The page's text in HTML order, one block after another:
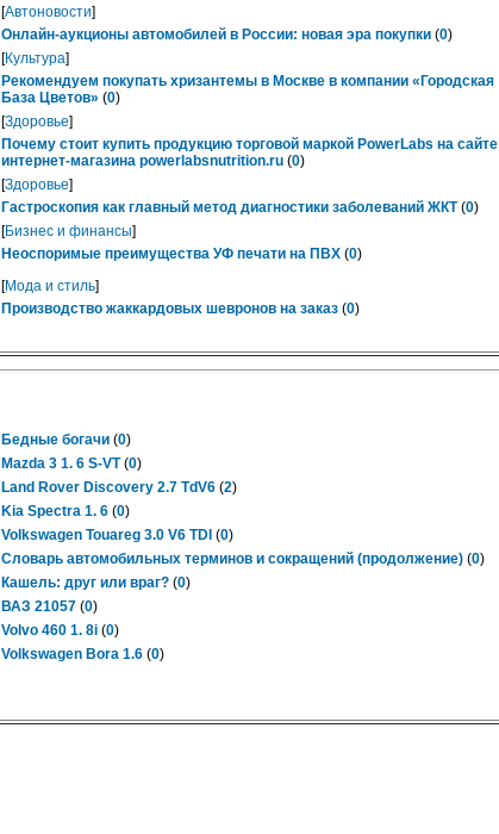
[Автоновости]
Онлайн-аукционы автомобилей в России: новая эра покупки (0)
[Культура]
Рекомендуем покупать хризантемы в Москве в компании «Городская
База Цветов» (0)
[Здоровье]
Почему стоит купить продукцию торговой маркой PowerLabs на сайте
интернет-магазина powerlabsnutrition.ru (0)
[Здоровье]
Гастроскопия как главный метод диагностики заболеваний ЖКТ (0)
[Бизнес и финансы]
Неоспоримые преимущества УФ печати на ПВХ (0)
[Мода и стиль]
Производство жаккардовых шевронов на заказ (0)
Бедные богачи (0)
Mazda 3 1. 6 S-VT (0)
Land Rover Discovery 2.7 TdV6 (2)
Kia Spectra 1. 6 (0)
Volkswagen Touareg 3.0 V6 TDI (0)
Словарь автомобильных терминов и сокращений (продолжение) (0)
Кашель: друг или враг? (0)
ВАЗ 21057 (0)
Volvo 460 1. 8i (0)
Volkswagen Bora 1.6 (0)